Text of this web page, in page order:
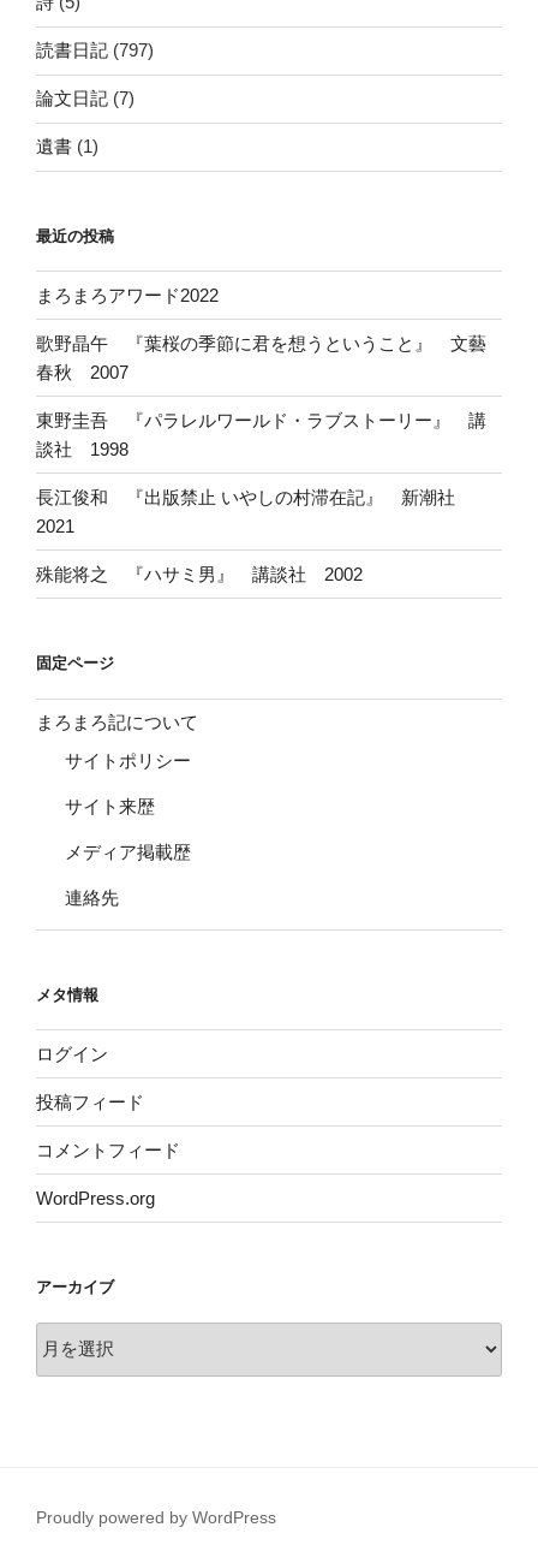
読書日記 (797)
論文日記 (7)
遺書 (1)
最近の投稿
まろまろアワード2022
歌野晶午 『葉桜の季節に君を想うということ』 文藝
春秋 2007
東野圭吾 『パラレルワールド・ラブストーリー』 講
談社 1998
長江俊和 『出版禁止 いやしの村滞在記』 新潮社
2021
殊能将之 『ハサミ男』 講談社 2002
固定ページ
まろまろ記について
サイトポリシー
サイト来歴
メディア掲載歴
連絡先
メタ情報
ログイン
投稿フィード
コメントフィード
WordPress.org
アーカイブ
ー
Proudly powered by WordPress